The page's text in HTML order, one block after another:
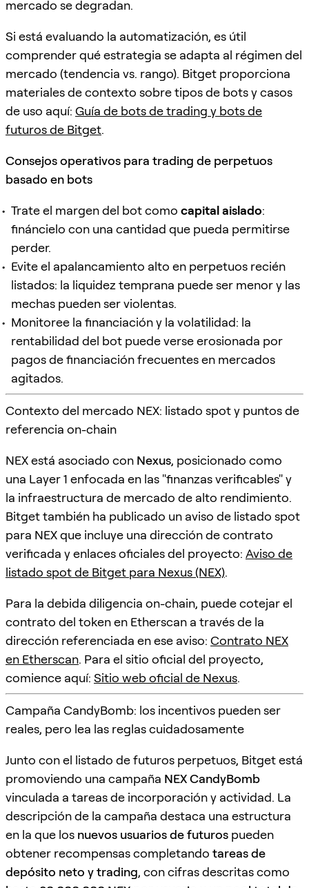
mercado se degradan.
Si está evaluando la automatización, es útil
comprender qué estrategia se adapta al régimen del
mercado (tendencia vs. rango). Bitget proporciona
materiales de contexto sobre tipos de bots y casos
de uso aquí: Guía de bots de trading y bots de
futuros de Bitget.
Consejos operativos para trading de perpetuos
basado en bots
Trate el margen del bot como capital aislado:
fináncielo con una cantidad que pueda permitirse
perder.
Evite el apalancamiento alto en perpetuos recién
listados: la liquidez temprana puede ser menor y las
mechas pueden ser violentas.
Monitoree la financiación y la volatilidad: la
rentabilidad del bot puede verse erosionada por
pagos de financiación frecuentes en mercados
agitados.
Contexto del mercado NEX: listado spot y puntos de
referencia on-chain
NEX está asociado con Nexus, posicionado como
una Layer 1 enfocada en las "finanzas verificables" y
la infraestructura de mercado de alto rendimiento.
Bitget también ha publicado un aviso de listado spot
para NEX que incluye una dirección de contrato
verificada y enlaces oficiales del proyecto: Aviso de
listado spot de Bitget para Nexus (NEX).
Para la debida diligencia on-chain, puede cotejar el
contrato del token en Etherscan a través de la
dirección referenciada en ese aviso: Contrato NEX
en Etherscan. Para el sitio oficial del proyecto,
comience aquí: Sitio web oficial de Nexus.
Campaña CandyBomb: los incentivos pueden ser
reales, pero lea las reglas cuidadosamente
Junto con el listado de futuros perpetuos, Bitget está
promoviendo una campaña NEX CandyBomb
vinculada a tareas de incorporación y actividad. La
descripción de la campaña destaca una estructura
en la que los nuevos usuarios de futuros pueden
obtener recompensas completando tareas de
depósito neto y trading, con cifras descritas como